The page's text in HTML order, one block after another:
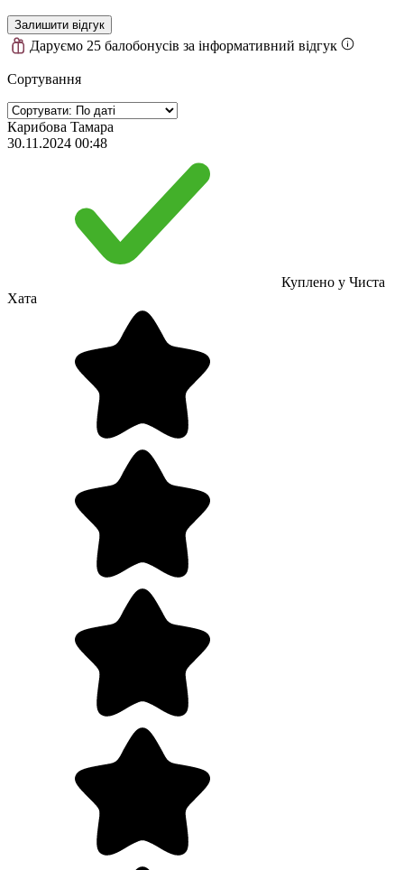
Залишити відгук
Даруємо 25 балобонусів за інформативний відгук
Сортування
Карибова Taмара
30.11.2024 00:48
Куплено у Чиста
Хата